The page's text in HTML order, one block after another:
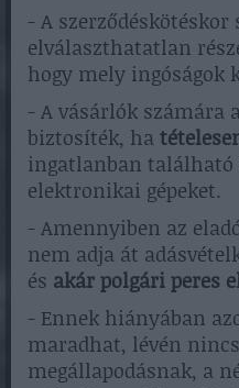
- A
elválaszthatatlan
hogy mely ingóságok
- A vásárlók számára
biztosíték, ha
ingatlanban található
elektronikai gépeket.
- Amennyiben az
nem adja át
és akár polgári peres
- Ennek hiányában
maradhat, lévén
megállapodásnak, a